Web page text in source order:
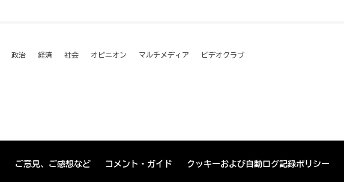
政治 経済 社会 オピニオン マルチメディア ビデオクラブ
ご意見、ご感想など コメント・ガイド クッキーおよび自動ログ記録ポリシー